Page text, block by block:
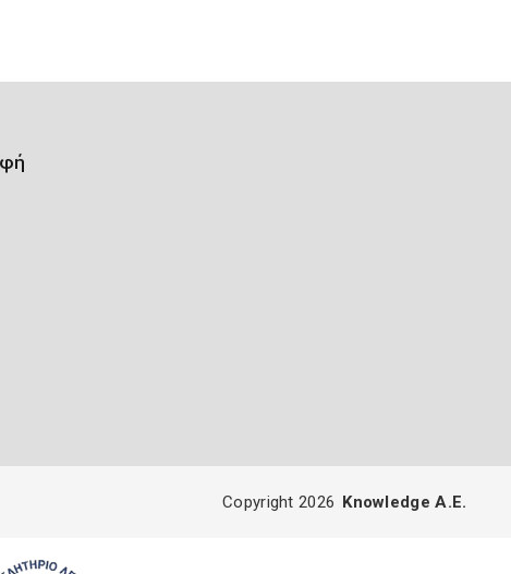
Copyright 2026 Knowledge A.E.